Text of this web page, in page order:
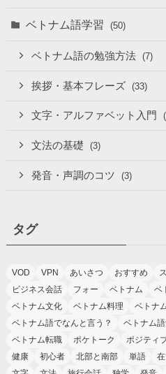
ベトナム語学習 (50)
ベトナム語の勉強方法 (7)
挨拶・基本フレーズ (33)
文字・アルファベット入門
文法の基礎 (3)
発音・声調のコツ (3)
タグ
VOD VPN あいさつ おすすめ
ビジネス会話
フォー ベトナム ベ
ベトナム文化
ベトナム料理 ベトナ
ベトナム語でなんと言う？
ベトナム
ベトナム転職
ポケトーク ポジティ
健康
初心者 北部と南部 単語